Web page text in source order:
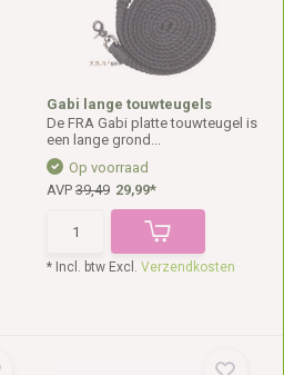
Gabi lange touwteugels
De FRA Gabi platte touwteugel is
een lange grond...
Op voorraad
AVP 39,49 29,99*
* Incl. btw Excl. Verzendkosten